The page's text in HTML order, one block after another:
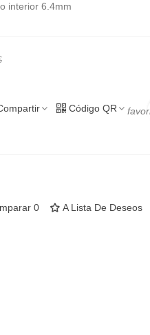
interior 6.4mm
Código QR
0 A Lista De Deseos